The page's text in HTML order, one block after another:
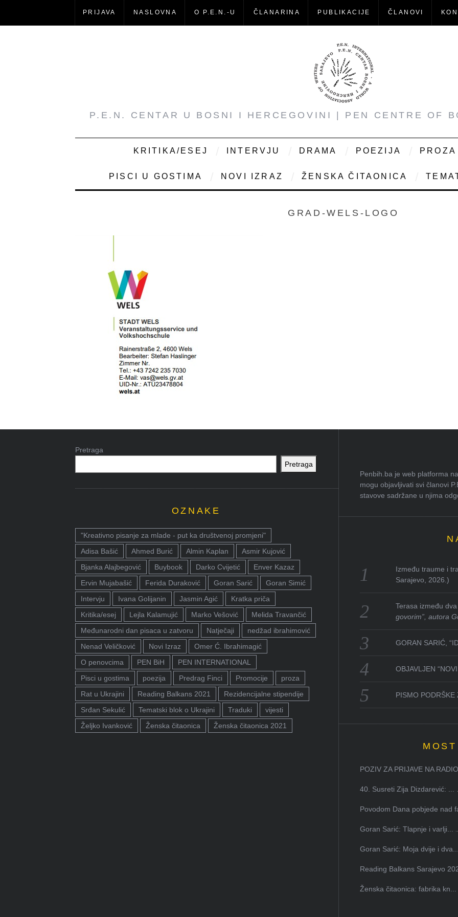
PRIJAVA NASLOVNA O P.E.N.-U ČLANARINA PUBLIKACIJE ČLANOVI
P.E.N. CENTAR U BOSNI I HERCEGOVINI | PEN CENTRE OF
KRITIKA/ESEJ INTERVJU DRAMA POEZIJA PROZA
PISCI U GOSTIMA NOVI IZRAZ ŽENSKA ČITAONICA
GRAD-WELS-LOGO
Pretraga
Pretraga
OZNAKE
"Kreativno pisanje za mlade - put ka društvenoj promjeni"
Adisa Bašić
Ahmed Burić Almin Kaplan
Asmir Kujović
Bjanka Alajbegović
Buybook Darko Cvijetić
Enver Kazaz
Ervin Mujabašić
Ferida Duraković Goran Sarić
Goran Simić
Intervju
Ivana Golijanin Jasmin Agić
Kratka priča
Kritika/esej
Lejla Kalamujić Marko Vešović
Melida Travančić
Međunarodni dan pisaca u zatvoru
Natječaji
nedžad ibrahimović
Nenad Veličković
Novi Izraz
Omer Ć. Ibrahimagić
O penovcima
PEN BiH
PEN INTERNATIONAL
Pisci u gostima
poezija Predrag Finci Promocije
proza
Rat u Ukrajini
Reading Balkans 2021
Rezidencijalne stipendije
Srđan Sekulić
Tematski blok o Ukrajini Traduki
vijesti
Željko Ivanković
Ženska čitaonica Ženska čitaonica 2021
Penbih.ba je web platforma
mogu objavljivati svi članovi
stavove sadržane u njima
Između traume i
Sarajevo, 2026.)
Terasa između
govorim”, autora
GORAN SARIĆ,
OBJAVLJEN
PISMO PODRŠKE
POZIV ZA PRIJAVE NA
40. Susreti Zija Dizdarević: ...
Povodom Dana pobjede nad
Goran Sarić: Tlapnje i varlji...
Goran Sarić: Moja dvije i dva...
Reading Balkans Sarajevo
Ženska čitaonica: fabrika kn...